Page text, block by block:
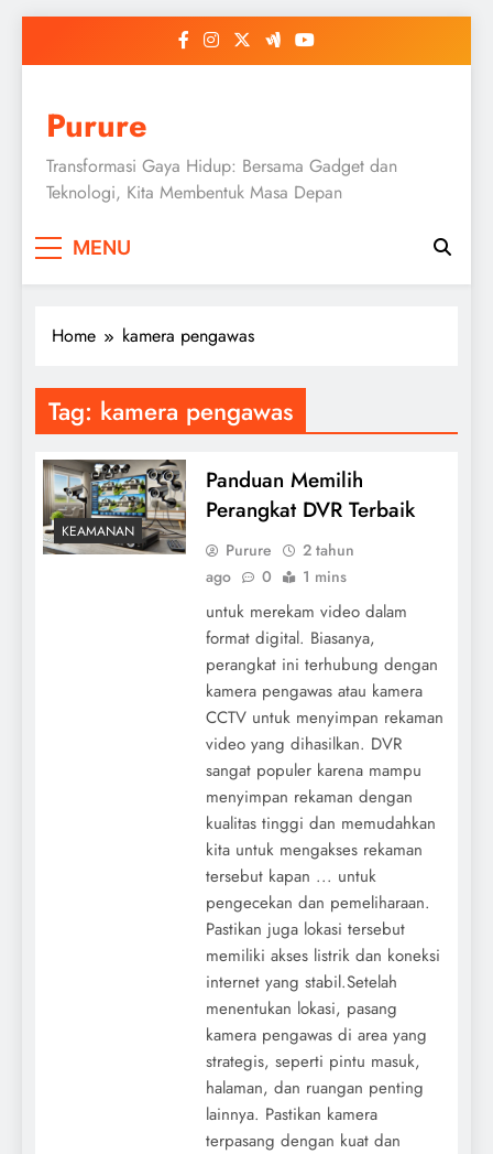
Purure
Transformasi Gaya Hidup: Bersama Gadget dan
Teknologi, Kita Membentuk Masa Depan
MENU
Home kamera pengawas
Tag: kamera pengawas
KEAMANAN
Panduan Memilih
Perangkat DVR Terbaik
Purure
2 tahun
ago
0 1 mins
untuk merekam video dalam
format digital. Biasanya,
perangkat ini terhubung dengan
kamera pengawas atau kamera
CCTV untuk menyimpan rekaman
video yang dihasilkan. DVR
sangat populer karena mampu
menyimpan rekaman dengan
kualitas tinggi dan memudahkan
kita untuk mengakses rekaman
tersebut kapan ... untuk
pengecekan dan pemeliharaan.
Pastikan juga lokasi tersebut
memiliki akses listrik dan koneksi
internet yang stabil.Setelah
menentukan lokasi, pasang
kamera pengawas di area yang
strategis, seperti pintu masuk,
halaman, dan ruangan penting
lainnya. Pastikan kamera
terpasang dengan kuat dan